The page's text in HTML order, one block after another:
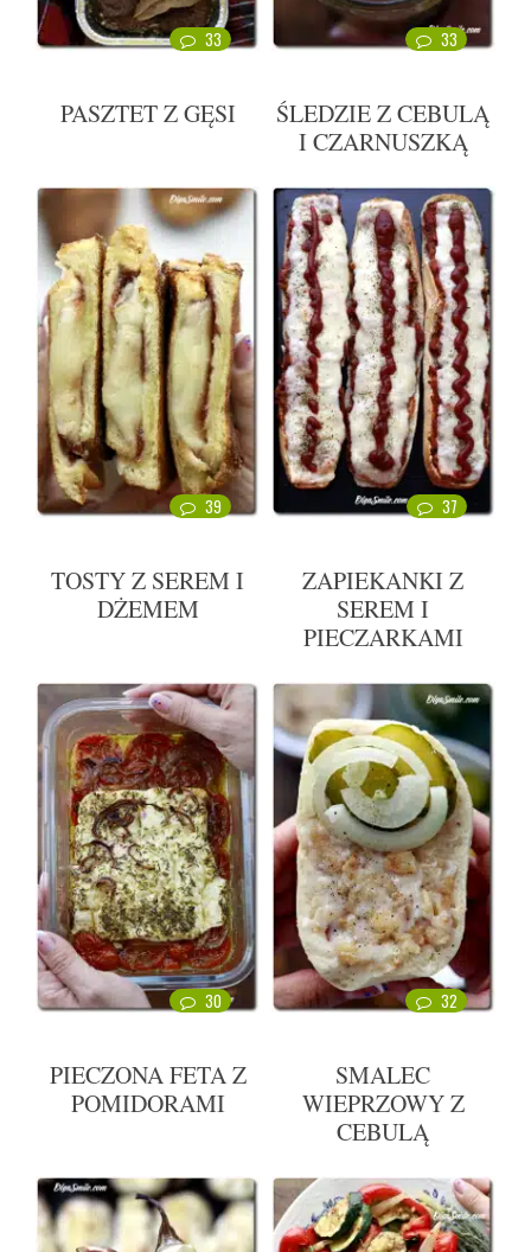
33
PASZTET Z GĘSI
33
ŚLEDZIE Z CEBULĄ
I CZARNUSZKĄ
39
TOSTY Z SEREM I
DŻEMEM
37
ZAPIEKANKI Z
SEREM I
PIECZARKAMI
30
PIECZONA FETA Z
POMIDORAMI
32
SMALEC
WIEPRZOWY Z
CEBULĄ